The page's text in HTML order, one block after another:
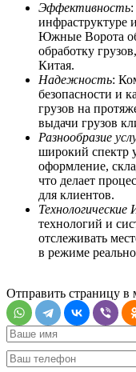
Эффективность
инфраструктуре
Южные Ворота
обработку
Китая.
Надежность:
безопасности и
грузов на
выдачи грузов
Разнообразие
широкий спектр
оформление,
что делает
для клиентов.
Технологические
технологий и
отслеживать
в режиме
Отправить страницу в